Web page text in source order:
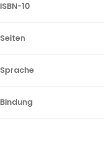
ISBN-10
Seiten
Sprache
Bindung